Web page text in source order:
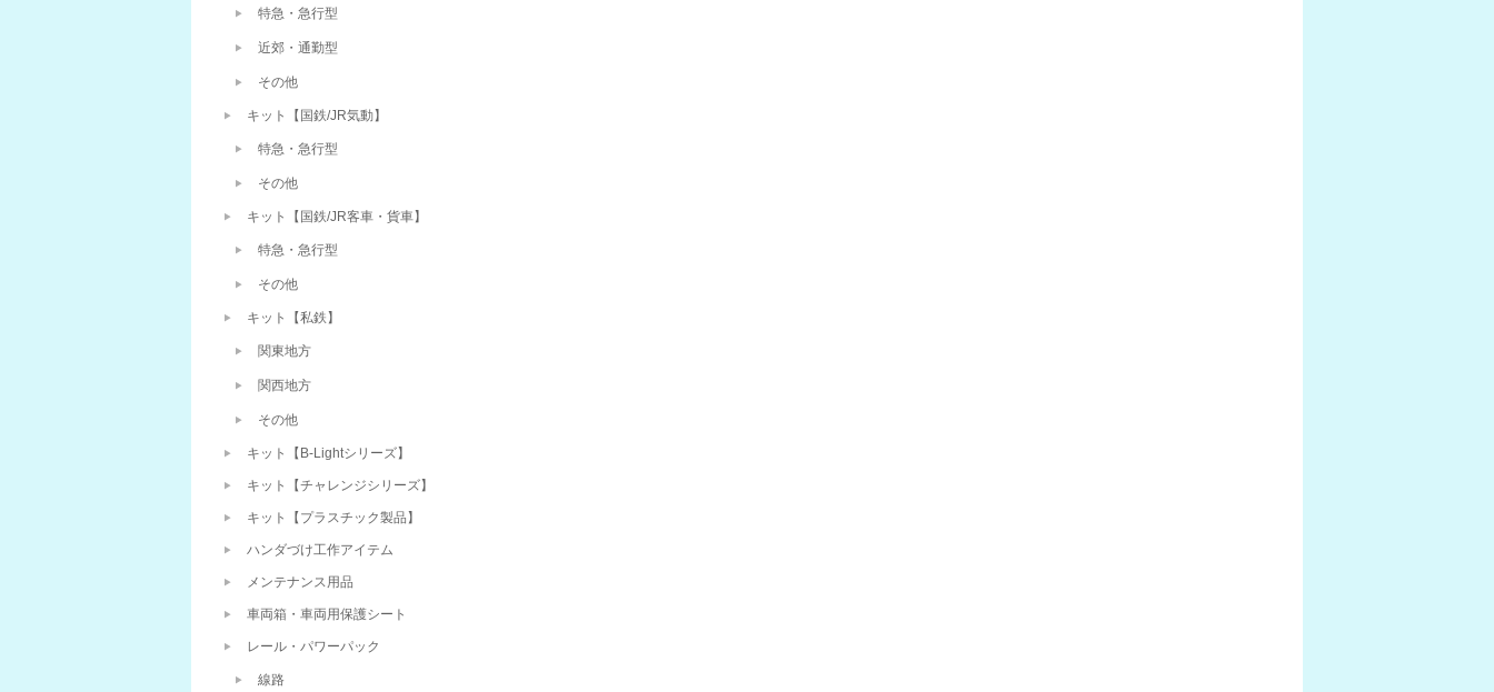
特急・急行型
近郊・通勤型
その他
キット【国鉄/JR気動】
特急・急行型
その他
キット【国鉄/JR客車・貨車】
特急・急行型
その他
キット【私鉄】
関東地方
関西地方
その他
キット【B-Lightシリーズ】
キット【チャレンジシリーズ】
キット【プラスチック製品】
ハンダづけ工作アイテム
メンテナンス用品
車両箱・車両用保護シート
レール・パワーパック
線路